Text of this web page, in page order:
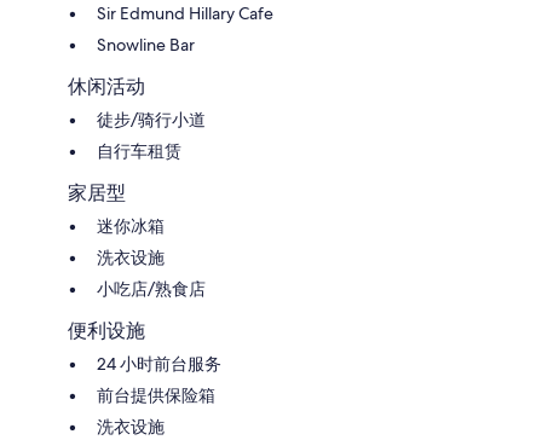
Sir Edmund Hillary Cafe
Snowline Bar
休闲活动
徒步/骑行小道
自行车租赁
家居型
迷你冰箱
洗衣设施
小吃店/熟食店
便利设施
24 小时前台服务
前台提供保险箱
洗衣设施